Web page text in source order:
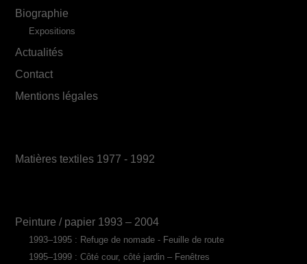
Biographie
Expositions
Actualités
Contact
Mentions légales
Matières textiles 1977 - 1992
Peinture / papier 1993 – 2004
1993–1995 : Refuge de nomade - Feuille de route
1995–1999 : Côté cour, côté jardin – Fenêtres